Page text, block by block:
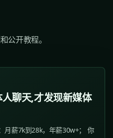
公开教程。
聊天,才发现新媒体
月薪7k到28k，年薪30w+； 你